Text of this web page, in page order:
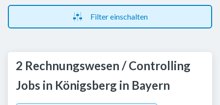
Filter einschalten
2 Rechnungswesen / Controlling
Jobs in Königsberg in Bayern